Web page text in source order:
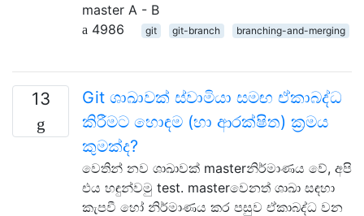
master A - B
4986
git git-branch branching-and-merging
13
Git ශාඛාවක් ස්වාමියා සමඟ ඒකාබද්ධ
කිරීමට හොඳම (හා ආරක්ෂිත) ක්‍රමය
කුමක්ද?
වෙතින් නව ශාඛාවක් masterනිර්මාණය වේ, අපි
එය හඳුන්වමු test. masterවෙනත් ශාඛා සඳහා
කැපවී හෝ නිර්මාණය කර පසුව ඒකාබද්ධ වන